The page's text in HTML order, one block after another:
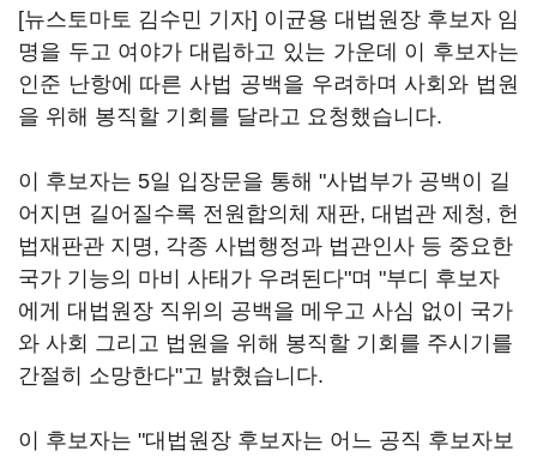
[뉴스토마토 김수민 기자] 이균용 대법원장 후보자 임
명을 두고 여야가 대립하고 있는 가운데 이 후보자는
인준 난항에 따른 사법 공백을 우려하며 사회와 법원
을 위해 봉직할 기회를 달라고 요청했습니다.
이 후보자는 5일 입장문을 통해 "사법부가 공백이 길
어지면 길어질수록 전원합의체 재판, 대법관 제청, 헌
법재판관 지명, 각종 사법행정과 법관인사 등 중요한
국가 기능의 마비 사태가 우려된다"며 "부디 후보자
에게 대법원장 직위의 공백을 메우고 사심 없이 국가
와 사회 그리고 법원을 위해 봉직할 기회를 주시기를
간절히 소망한다"고 밝혔습니다.
이 후보자는 "대법원장 후보자는 어느 공직 후보자보